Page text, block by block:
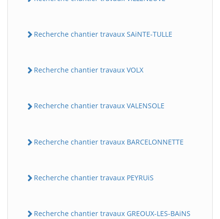
Recherche chantier travaux SAiNTE-TULLE
Recherche chantier travaux VOLX
Recherche chantier travaux VALENSOLE
Recherche chantier travaux BARCELONNETTE
Recherche chantier travaux PEYRUiS
Recherche chantier travaux GREOUX-LES-BAiNS